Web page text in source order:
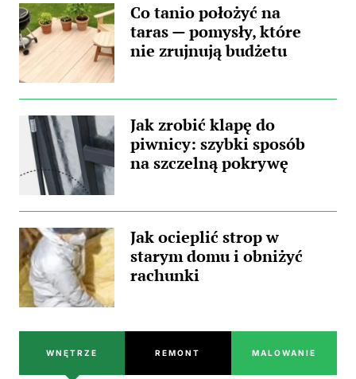
Co tanio położyć na
taras — pomysły, które
nie zrujnują budżetu
Jak zrobić klapę do
piwnicy: szybki sposób
na szczelną pokrywę
Jak ocieplić strop w
starym domu i obniżyć
rachunki
WNĘTRZE REMONT MALOWANIE